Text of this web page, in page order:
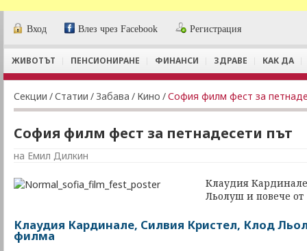
Вход Влез чрез Facebook Регистрация
ЖИВОТЪТ ПЕНСИОНИРАНЕ ФИНАНСИ ЗДРАВЕ КАК ДА
Секции /Статии / Забава / Кино /София филм фест за
София филм фест за петнадесети път
на Емил Дилкин
Клаудия
Льолуш и повече
Клаудия Кардинале, Силвия Кристел, Клод
филма